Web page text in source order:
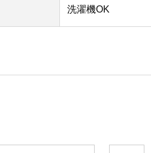
洗濯機OK